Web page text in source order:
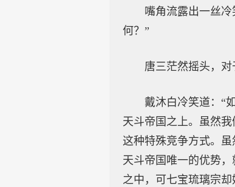
嘴角流露出一丝
何？”
唐三茫然摇头，对
戴沐白冷笑道：“
天斗帝国之上。虽然
这种特殊竞争方式。
天斗帝国唯一的优势
之中，可七宝琉璃宗